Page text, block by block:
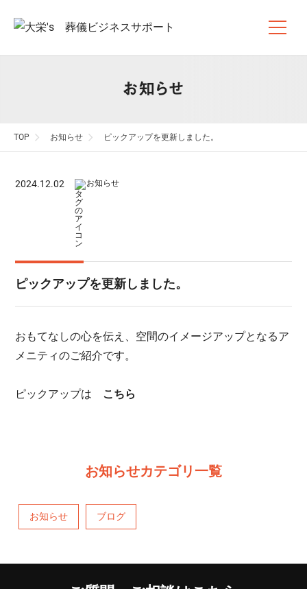
お知らせ
TOP お知らせ ピックアップを更新しました。
2024.12.02 お知らせ
ピックアップを更新しました。
おもてなしの心を伝え、空間のイメージアップとなるア
メニティのご紹介です。
ピックアップは こちら
お知らせカテゴリ一覧
お知らせ ブログ